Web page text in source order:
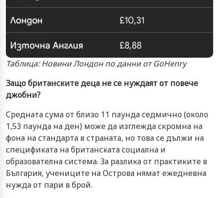
Таблица: Новини Лондон по данни от GoHenry
Защо британските деца не се нуждаят от повече
джобни?
Средната сума от близо 11 паунда седмично (около
1,53 паунда на ден) може да изглежда скромна на
фона на стандарта в страната, но това се дължи на
спецификата на британската социална и
образователна система. За разлика от практиките в
България, учениците на Острова нямат ежедневна
нужда от пари в брой.